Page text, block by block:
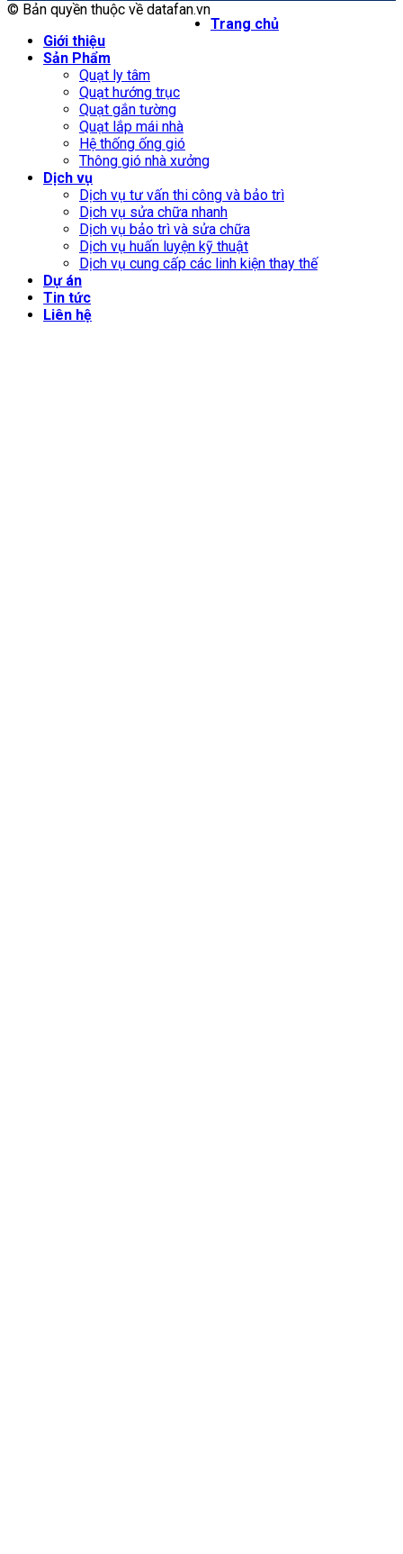
© Bản quyền thuộc về datafan.vn
Trang chủ
Giới thiệu
Sản Phẩm
Quạt ly tâm
Quạt hướng trục
Quạt gắn tường
Quạt lắp mái nhà
Hệ thống ống gió
Thông gió nhà xưởng
Dịch vụ
Dịch vụ tư vấn thi công và bảo trì
Dịch vụ sửa chữa nhanh
Dịch vụ bảo trì và sửa chữa
Dịch vụ huấn luyện kỹ thuật
Dịch vụ cung cấp các linh kiện thay thế
Dự án
Tin tức
Liên hệ